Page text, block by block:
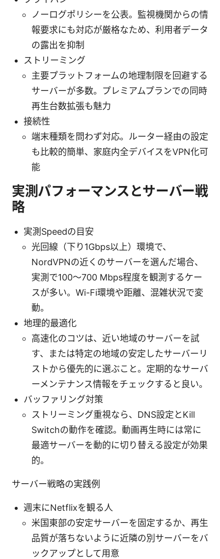
ノーログポリシーを公表。監視機関からの情
報要求にも対応が厳格なため、利用者データ
の露出を抑制
ストリーミング
主要プラットフォームの地理制限を回避する
サーバーが多数。プレミアムプランでの同時
再生台数拡張も魅力
接続性
端末種類を問わず対応。ルーター経由の設定
も比較的簡単、家庭内全デバイスをVPN化可
能
実測パフォーマンスとサーバー戦
略
実測Speedの目安
光回線（下り1Gbps以上）環境で、
NordVPNの近くのサーバーを選んだ場合、
実測で100～700 Mbps程度を観測するケー
スが多い。Wi-Fi環境や距離、混雑状況で変
動。
地理的最適化
高速化のコツは、近い地域のサーバーを試
す、または特定の地域の安定したサーバーリ
ストから優先的に選ぶこと。定期的なサーバ
ーメンテナンス情報をチェックすると良い。
バッファリング対策
ストリーミング重視なら、DNS設定とKill
Switchの動作を確認。動画再生時には常に
最適サーバーを動的に切り替える設定が効果
的。
サーバー戦略の実践例
週末にNetflixを観る人
米国東部の安定サーバーを固定するか、再生
品質が落ちないように近隣の別サーバーをバ
ックアップとして用意